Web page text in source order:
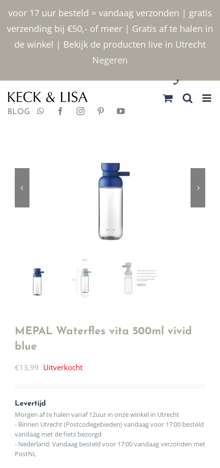
voor 17 uur besteld = vandaag verzonden | gratis
verzending bij €50,- of meer | Gratis af te halen in
de winkel | Bekijk de producten live in Utrecht
Negeren
inhoud
030 2400000
BLOG
MEPAL Waterfles vita 500ml vivid
blue
€13,99 Uitverkocht
Levertijd
Morgen af te halen vanaf 12uur in onze winkel in Utrecht
- Binnen Utrecht (Postcodegebieden) vandaag voor 17:00 besteld
vandaag met de fiets bezorgd
- Nederland: Vandaag besteld voor 17:00 vandaag verzonden met
PostNL